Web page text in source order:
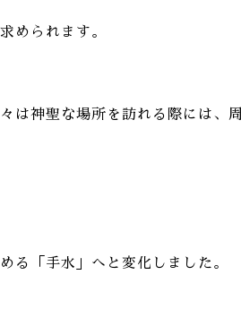
められます。
は神聖な場所を訪れる際には、周
る「手水」へと変化しました。